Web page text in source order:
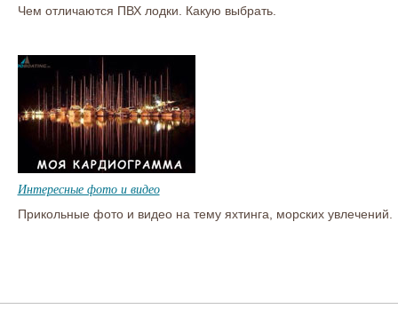
Чем отличаются ПВХ лодки. Какую выбрать.
Интересные фото и видео
Прикольные фото и видео на тему яхтинга, морских увлечений.